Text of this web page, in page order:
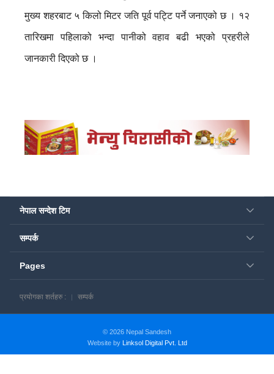
मुख्य शहरबाट ५ किलो मिटर जति पूर्व पट्टि पर्ने जनाएको छ । १२
तारिखमा पहिलाको भन्दा पानीको वहाव बढी भएको प्रहरीले
जानकारी दिएको छ ।
नेपाल सन्देश टिम
सम्पर्क
Pages
प्रयोगका शर्तहरु : सम्पर्क
© 2026 Nepal Sandesh
Website by
Linksol Digital Pvt. Ltd